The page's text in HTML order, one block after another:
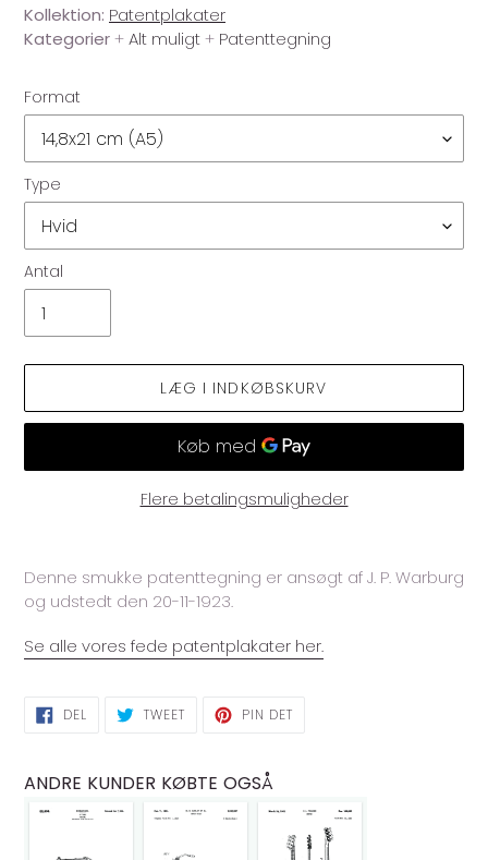
Kollektion: Patentplakater
Kategorier+Alt muligt+ Patenttegning
Format
Type
Antal
LÆG I INDKØBSKURV
Flere betalingsmuligheder
produkt
din
indkøbskurv
Denne smukke patenttegning er ansøgt af J. P. Warburg
og udstedt den 20-11-1923.
Se alle vores fede patentplakater her.
DEL
PÅ
TWEETTWEET PIN DET
ANDRE KUNDER KØBTE OGSÅ